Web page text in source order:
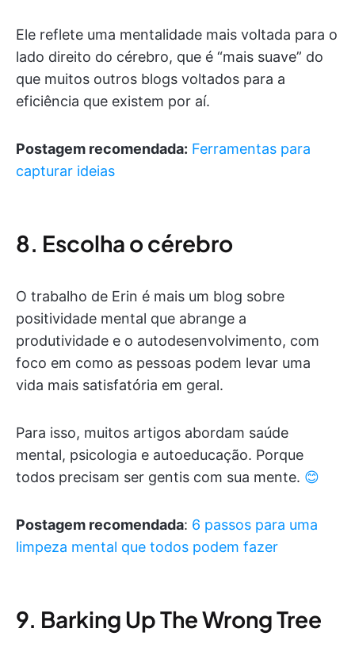
Ele reflete uma mentalidade mais voltada para o
lado direito do cérebro, que é “mais suave” do
que muitos outros blogs voltados para a
eficiência que existem por aí.
Postagem recomendada: Ferramentas para
capturar ideias
8. Escolha o cérebro
O trabalho de Erin é mais um blog sobre
positividade mental que abrange a
produtividade e o autodesenvolvimento, com
foco em como as pessoas podem levar uma
vida mais satisfatória em geral.
Para isso, muitos artigos abordam saúde
mental, psicologia e autoeducação. Porque
todos precisam ser gentis com sua mente. 😊
Postagem recomendada: 6 passos para uma
limpeza mental que todos podem fazer
9. Barking Up The Wrong Tree